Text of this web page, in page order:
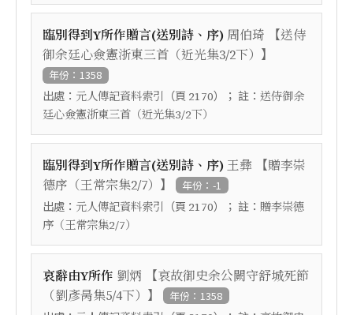
臨別得到Y所作贈言(送別詩、序) 周伯琦 【送侍
御余廷心僉憲浙東三首（近光集3/2下） 】
年份：1358
出處： 元人傳記資料索引 （頁 2170）； 註： 送侍御余
廷心僉憲浙東三首（近光集3/2下）
臨別得到Y所作贈言(送別詩、序) 王彝 【贈李崇
德序（王常宗集2/7） 】 年份：-1
出處： 元人傳記資料索引 （頁 2170）； 註： 贈李崇德
序（王常宗集2/7）
哀辭由Y所作 劉炳 【哀故御史余公闕守舒城死節
（劉彥昺集5/4下） 】 年份：1358